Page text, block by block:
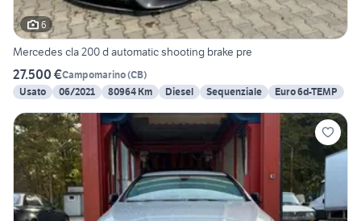
6
Mercedes cla 200 d automatic shooting brake pre
27.500 €Campomarino(CB)
Usato
06/2021 80964 Km Diesel Sequenziale Euro 6d-TEMP